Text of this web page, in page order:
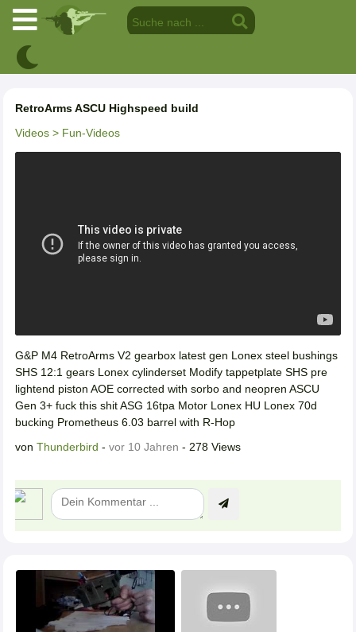
RetroArms ASCU Highspeed build
Videos > Fun-Videos
G&P M4 RetroArms V2 gearbox latest gen Lonex steel bushings
SHS 12:1 gears Lonex cylinderset Modify tappetplate SHS pre
lightend piston AOE corrected with sorbo and neopren ASCU
Gen 3+ fuck this shit ASG 16tpa Motor Lonex HU Lonex 70d
bucking Prometheus 6.03 barrel with R-Hop
von Thunderbird - vor 10 Jahren - 278 Views